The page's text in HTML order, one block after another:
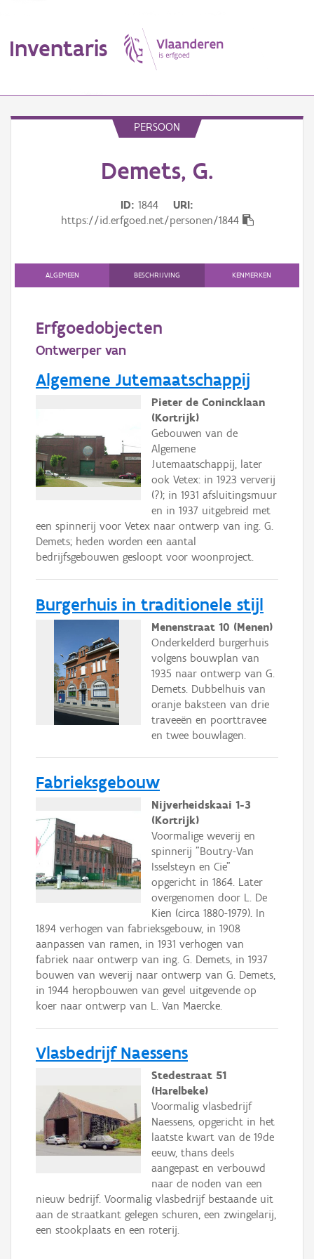
Inventaris
Thema
Persoon of collectief
Downloads
Hergebruik
PERSOON
Demets, G.
ID 1844
URI
https://id.erfgoed.net/personen/1844
ALGEMEEN BESCHRIJVING KENMERKEN
Erfgoedobjecten
Ontwerper van
Algemene Jutemaatschappij
Pieter de Conincklaan
(Kortrijk)
Gebouwen van de
Algemene
Jutemaatschappij, later
ook Vetex: in 1923 ververij
(?); in 1931 afsluitingsmuur
en in 1937 uitgebreid met
een spinnerij voor Vetex naar ontwerp van ing. G.
Demets; heden worden een aantal
bedrijfsgebouwen gesloopt voor woonproject.
Burgerhuis in traditionele stijl
Menenstraat 10 (Menen)
Onderkelderd burgerhuis
volgens bouwplan van
1935 naar ontwerp van G.
Demets. Dubbelhuis van
oranje baksteen van drie
traveeën en poorttravee
en twee bouwlagen.
Fabrieksgebouw
Nijverheidskaai 1-3
(Kortrijk)
Voormalige weverij en
spinnerij "Boutry-Van
Isselsteyn en Cie"
opgericht in 1864. Later
overgenomen door L. De
Kien (circa 1880-1979). In
1894 verhogen van fabrieksgebouw, in 1908
aanpassen van ramen, in 1931 verhogen van
fabriek naar ontwerp van ing. G. Demets, in 1937
bouwen van weverij naar ontwerp van G. Demets,
in 1944 heropbouwen van gevel uitgevende op
koer naar ontwerp van L. Van Maercke.
Vlasbedrijf Naessens
Stedestraat 51
(Harelbeke)
Voormalig vlasbedrijf
Naessens, opgericht in het
laatste kwart van de 19de
eeuw, thans deels
aangepast en verbouwd
naar de noden van een
nieuw bedrijf. Voormalig vlasbedrijf bestaande uit
aan de straatkant gelegen schuren, een zwingelarij,
een stookplaats en een roterij.